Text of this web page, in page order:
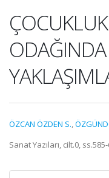
ÖZCAN ÖZDEN S.,
Sanat Yazıları, cilt.0,